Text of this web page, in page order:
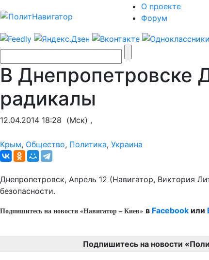
О проекте
Форум
В Днепропетровске
радикалы
12.04.2014 18:28 (Мск) ,
Крым, Общество, Политика, Украина
Днепропетровск, Апрель 12 (Навигатор, Виктория
безопасности.
Подпишитесь на новости «Навигатор – Киев» в Facebook или
Подпишитесь на новости